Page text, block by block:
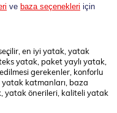
ve baza seçenekleri için
en iyi yatak, yatak
yatak, paket yaylı yatak,
gerekenler, konforlu
katmanları, baza
yatak önerileri, kaliteli yatak